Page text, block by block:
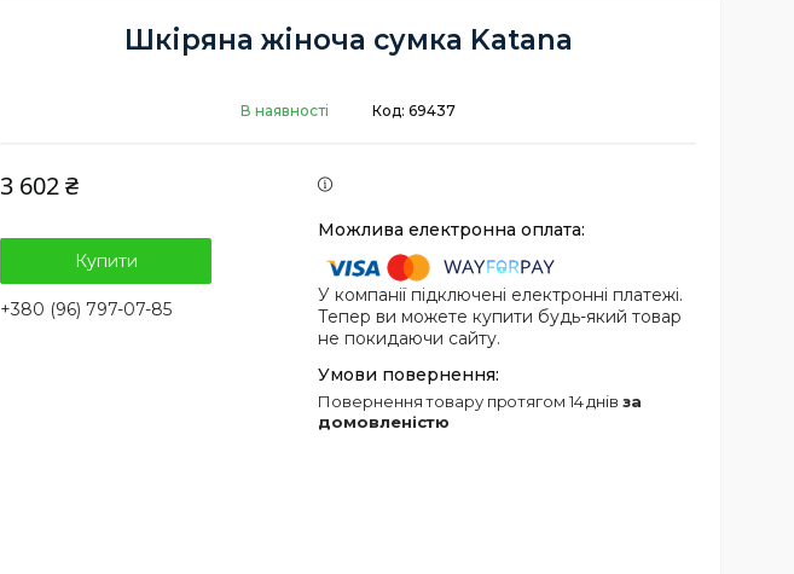
Шкіряна жіноча сумка Katana
В наявності Код: 69437
3 602 ₴
Купити
+380 (96) 797-07-85
У компанії підключені електронні платежі.
Тепер ви можете купити будь-який товар
не покидаючи сайту.
повернення товару протягом 14 днів за
домовленістю